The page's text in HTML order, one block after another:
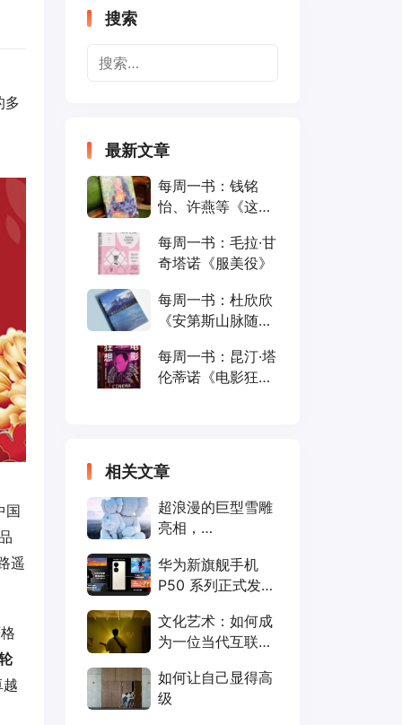
多
国
遥
搜索
最新文章
每周一书：钱铭
怡、许燕等《这就
每周一书：毛拉·甘
奇塔诺《服美役》
每周一书：杜欣欣
《安第斯山脉随
每周一书：昆汀·塔
伦蒂诺《电影狂
相关文章
超浪漫的巨型雪雕
亮相，
第 8 站是中国长白
山！
华为新旗舰手机
P50 系列正式发
波智能新品亮相
文化艺术：如何成
为一位当代互联网
如何让自己显得高
级